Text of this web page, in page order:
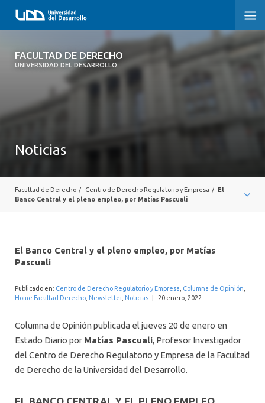
FACULTAD DE DERECHO
UNIVERSIDAD DEL DESARROLLO
FACULTAD DE DERECHO
SOBRE LA FACULTAD
PROFESORES
INTERNACIONAL
Noticias
Facultad de Derecho / Centro de Derecho Regulatorio y Empresa / El
Banco Central y el pleno empleo, por Matías Pascuali
El Banco Central y el pleno empleo, por Matías
Pascuali
Publicado en: Centro de Derecho Regulatorio y Empresa Columna de Opinión
Home Facultad Derecho Newsletter, Noticias 20 enero, 2022
Columna de Opinión publicada el jueves 20 de enero en
Estado Diario por Matías Pascuali, Profesor Investigador
del Centro de Derecho Regulatorio y Empresa de la Facultad
de Derecho de la Universidad del Desarrollo.